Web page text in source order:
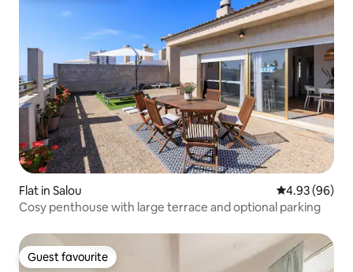
Flat in Salou 4.93 out of 5
4.93 (96)
Cosy penthouse with large terrace and optional parking
Guest favourite
Guest favourite